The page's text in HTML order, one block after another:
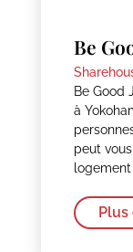
Be
Be Good
à
peut